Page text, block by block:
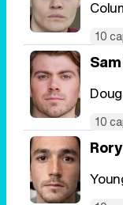
10
10